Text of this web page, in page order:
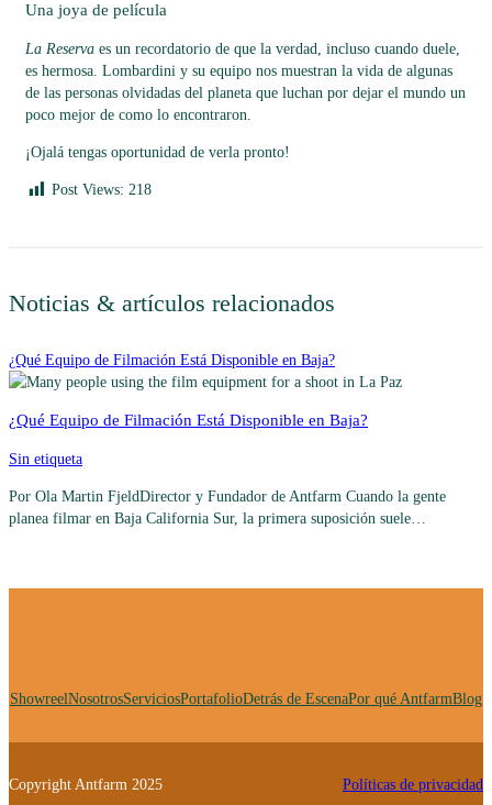
Una joya de película
La Reserva es un recordatorio de que la verdad, incluso cuando duele,
es hermosa. Lombardini y su equipo nos muestran la vida de algunas
de las personas olvidadas del planeta que luchan por dejar el mundo un
poco mejor de como lo encontraron.
¡Ojalá tengas oportunidad de verla pronto!
Post Views: 218
Noticias & artículos relacionados
¿Qué Equipo de Filmación Está Disponible en Baja?
¿Qué Equipo de Filmación Está Disponible en Baja?
Sin etiqueta
Por Ola Martin FjeldDirector y Fundador de Antfarm Cuando la gente
planea filmar en Baja California Sur, la primera suposición suele…
ShowreelNosotrosServiciosPortafolioDetrás de EscenaPor qué AntfarmBlog
Copyright Antfarm 2025 Políticas de privacidad